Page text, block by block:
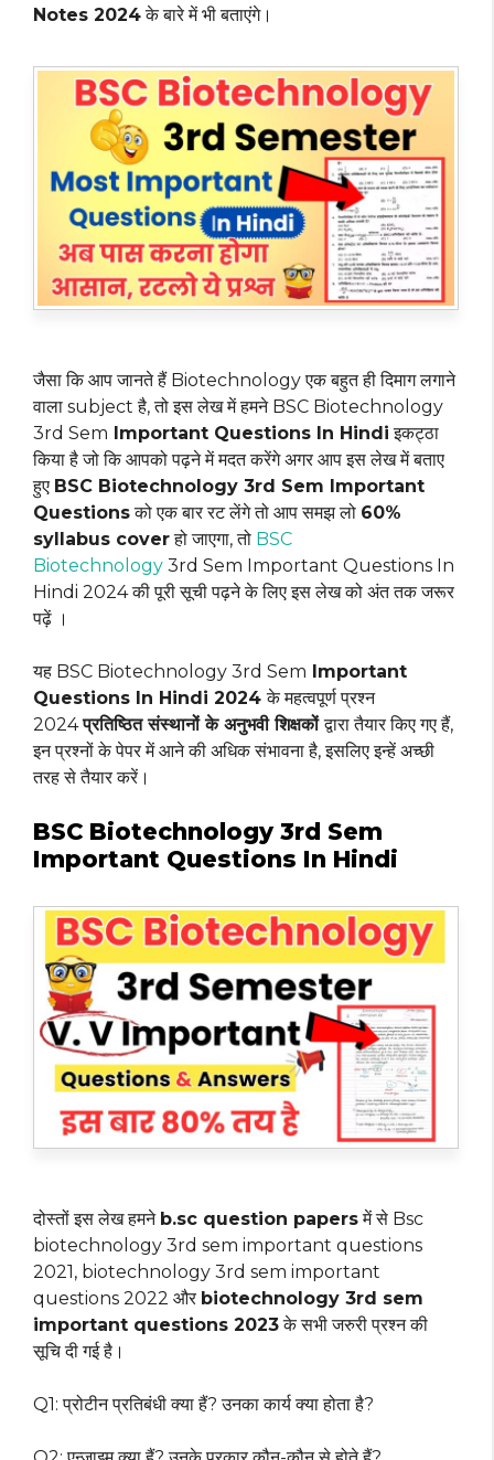
Notes 2024के बारे में भी बताएंगे।
जैसा कि आप जानते हैं Biotechnology एक बहुत ही दिमाग लगाने
वाला subject है, तो इस लेख में हमने BSC Biotechnology
3rd Sem Important Questions In Hindi इकट्ठा
किया है जो कि आपको पढ़ने में मदत करेंगे अगर आप इस लेख में बताए
हुए BSC Biotechnology 3rd Sem Important
Questionsको एक बार रट लेंगे तो आप समझ लो 60%
syllabus coverहो जाएगा, तो BSC
Biotechnology 3rd Sem Important Questions In
Hindi 2024 की पूरी सूची पढ़ने के लिए इस लेख को अंत तक जरूर
पढ़ें ।
यह BSC Biotechnology 3rd Sem Important
Questions In Hindi 2024के महत्वपूर्ण प्रश्न
2024प्रतिष्ठित संस्थानों के अनुभवी शिक्षकोंद्वारा तैयार किए गए हैं,
इन प्रश्नों के पेपर में आने की अधिक संभावना है, इसलिए इन्हें अच्छी
तरह से तैयार करें।
BSC Biotechnology 3rd Sem
Important Questions In Hindi
दोस्तों इस लेख हमने b.sc question papersमें से Bsc
biotechnology 3rd sem important questions
2021, biotechnology 3rd sem important
questions 2022 और biotechnology 3rd sem
important questions 2023के सभी जरुरी प्रश्न की
सूचि दी गई है।
Q1: प्रोटीन प्रतिबंधी क्या हैं? उनका कार्य क्या होता है?